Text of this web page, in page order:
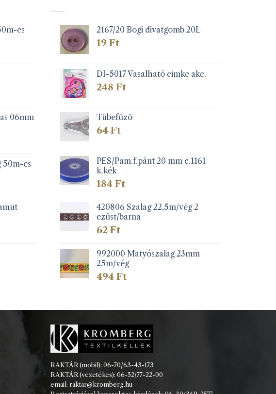
es
06mm
50m-es
2167/20 Bogi divatgomb 20L
19Ft
DI-5017 Vasalható cimke akc.
248Ft
Tübefüzö
64Ft
PES/Pam.f.pánt 20 mm c.1161
k.kék
184Ft
420806 Szalag 22,5m/vég 2
ezüst/barna
62Ft
992000 Matyószalag 23mm
25m/vég
494Ft
RAKTÁR (mobil): 06-70/63-43-173
RAKTÁR (vezetékes): 06-52/77-22-00
email: raktar@kromberg.hu